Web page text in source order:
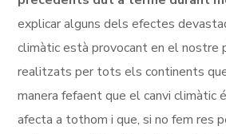
explicar alguns dels efectes
climàtic està provocant en el nostre
realitzats per tots els continents
manera fefaent que el canvi climàtic
afecta a tothom i que, si no fem res